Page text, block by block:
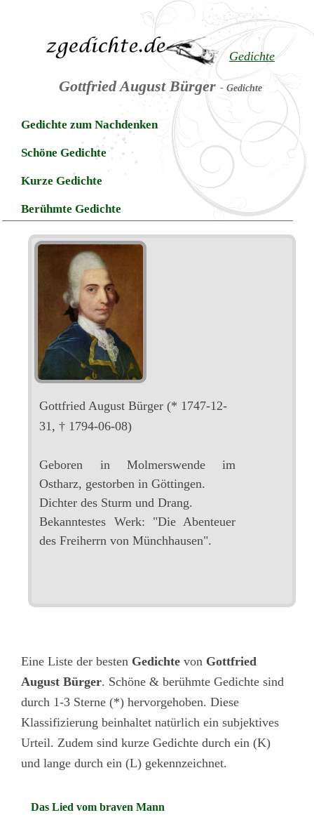
Gedichte
Gottfried August Bürger- Gedichte
Gedichte zum Nachdenken
Schöne Gedichte
Kurze Gedichte
Berühmte Gedichte
Gottfried August Bürger (* 1747-12-
31, † 1794-06-08)
Geboren in Molmerswende im
Ostharz, gestorben in Göttingen.
Dichter des Sturm und Drang.
Bekanntestes Werk: "Die Abenteuer
des Freiherrn von Münchhausen".
Eine Liste der besten Gedichte von Gottfried
August Bürger. Schöne & berühmte Gedichte sind
durch 1-3 Sterne (*) hervorgehoben. Diese
Klassifizierung beinhaltet natürlich ein subjektives
Urteil. Zudem sind kurze Gedichte durch ein (K)
und lange durch ein (L) gekennzeichnet.
Das Lied vom braven Mann